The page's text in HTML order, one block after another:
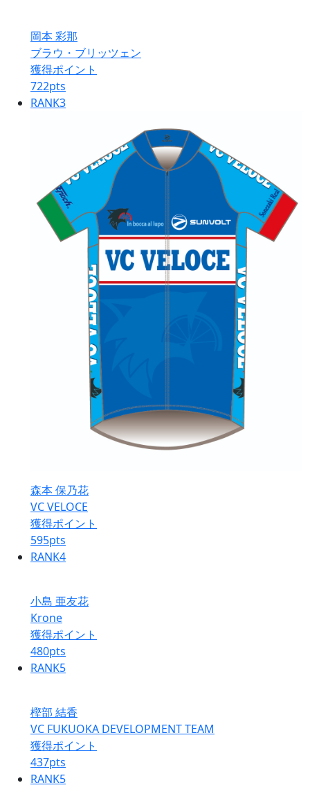
岡本 彩那
ブラウ・ブリッツェン
獲得ポイント
722pts
RANK3
森本 保乃花
VC VELOCE
獲得ポイント
595pts
RANK4
小島 亜友花
Krone
獲得ポイント
480pts
RANK5
樫部 結香
VC FUKUOKA DEVELOPMENT TEAM
獲得ポイント
437pts
RANK5